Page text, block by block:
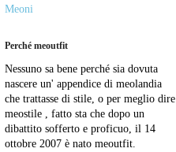
Perché meoutfit
Nessuno sa bene perché sia dovuta
nascere un' appendice di meolandia
che trattasse di stile, o per meglio dire
meostile , fatto sta che dopo un
dibattito sofferto e proficuo, il 14
ottobre 2007 è nato meoutfit.